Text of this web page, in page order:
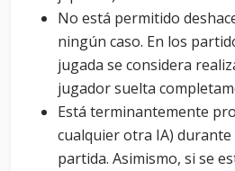
No está permitido
ningún caso. En los
jugada se considera
jugador suelta
Está terminantemente
cualquier otra IA) durante
partida. Asimismo, si se